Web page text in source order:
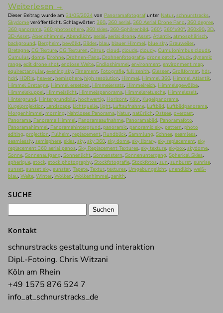
Weiterlesen →
Dieser Beitrag wurde am 31/05/2024 von Panoramafotografunter Natur, schnurstracks,
Skydome veröffentlicht. Schlagwörter: 360, 360 aerial, 360 Aerial Drone Pano, 360 degree,
360 panorama, 360 photosphere, 360 skies, 360-Sphärenbild, 360°, 360°x90°, 360x90, 3D,
3D-Asset, Abendhimmel, Abendlicht, aerial, aerial drone, Asset, Atlantik, atmosphärisch,
background, Bergheim, bewölkt, Bilder, blau, blauer Himmel, blue sky, Brauweiler,
Bretagne, CG Texture, CG Texturen, Cirrus, cloud, clouds, cloudy, Cumulonimbus clouds,
Cumulus, dome, Drohne, Drohnen-Pano, Drohnenfotografie, drone patch, Druck, dynamic
range, edit drone shot, endlose Weite, Endloshimmel, environment, environment map,
equirectangular, evening sky, Firnament, Fotografie, full zenith, Glessen, Großformat, hdr,
hdri, HDRIs, heaven, hemisphere, high resolution, Himmel, Himmel 360, Himmel Atlantik,
Himmel Bretagne, Himmel ersetzen, Himmelersatz, Himmelreich, Himmelsgewölbe,
Himmelskuppel, Himmelslicht, Himmelspanorama, Himmelsretusche, Himmelszelt,
Hintergrund, Hintergrundbild, hochwertig, Horizont, Köln, Kugelpanorama,
Kugelprojektion, Landscape, Lichtquelle, light, Luftaufnahme, Luftbild, Luftbildpanorama,
Morgenhimmel, morning, Nahtloses Panorama, Natur, natürlich, Ostsee, overcast,
Panorama, Panorama Himmel, Panoramaaufnahme, Panoramabild, Panoramafoto,
Panoramahimmel, Panoramahintergrund, panoramic, panoramic sky, pattern, photo
editing, projection, Pulheim, replacement, Rundblick, Sammlung, Schnee, seamless,
seamlessly, semisphere, skies, sky, sky 360, sky dome, sky library, sky replacement, sky
replacement 360 aerial panos, Sky Replacement Textures, sky texture, skybox, skydome,
Sonne, Sonnenaufgang, Sonnenlicht, Sonnenstern, Sonnenuntergang, Spherical Skies,
spherique, stock, stock photography, Stockfotografie, Stockfotos, sun, sunburst, sunrise,
sunset, sunset sky, sunstar, Tapete, Textur, textures, Umgebungslicht, unendlich, weiß-
blau, Weite, Winter, Wolken, Wolkenhimmel, zenith.
SUCHE
Kontakt
schnurstracks gestaltung und interaktion
Dipl.-Fotoing. Chris Witzani
Köln am Rhein
+49 1575 876 524 7
info_at_schnurstracks_de